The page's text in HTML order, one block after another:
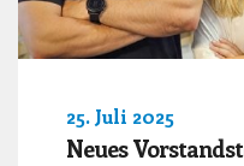
25. Juli 2025
Neues